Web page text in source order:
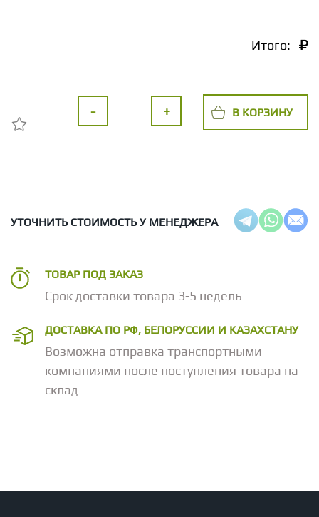
Итого:
- + В КОРЗИНУ
УТОЧНИТЬ СТОИМОСТЬ У МЕНЕДЖЕРА
ТОВАР ПОД ЗАКАЗ
Срок доставки товара 3-5 недель
ДОСТАВКА ПО РФ, БЕЛОРУССИИ И КАЗАХСТАНУ
Возможна отправка транспортными
компаниями после поступления товара на
склад